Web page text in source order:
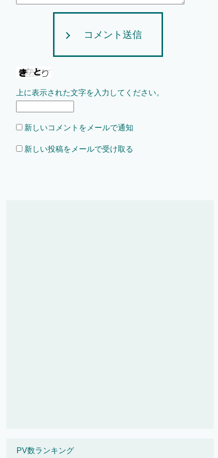
コメント送信
上に表示された文字を入力してください。
新しいコメントをメールで通知
新しい投稿をメールで受け取る
PV数ランキング